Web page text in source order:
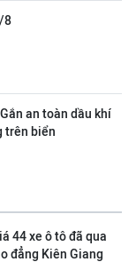
8
an toàn dầu khí
trên biển
44 xe ô tô đã qua
đẳng Kiên Giang